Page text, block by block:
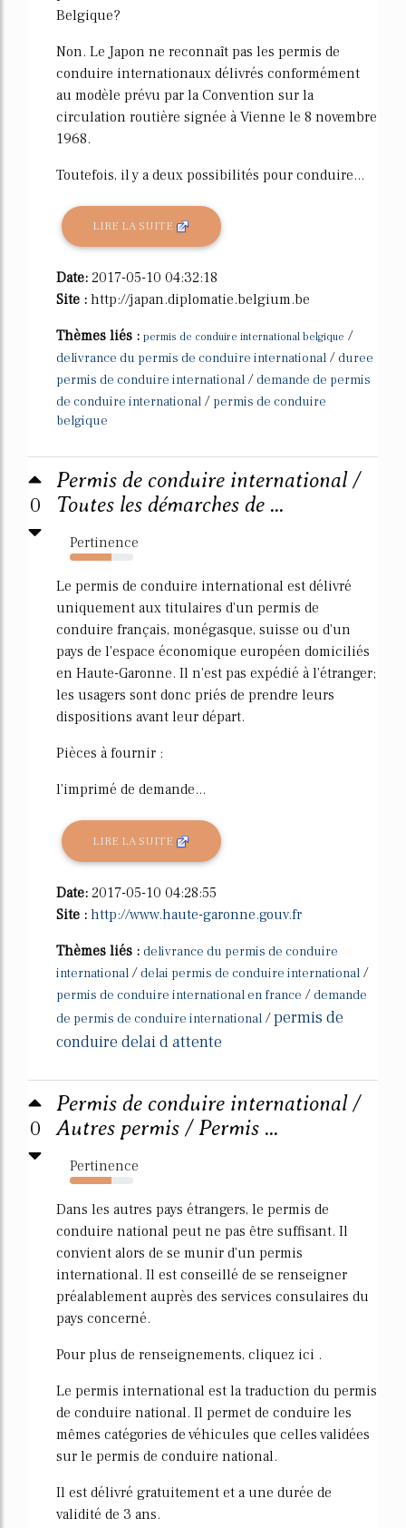
Belgique?
Non. Le Japon ne reconnaît pas les permis de
conduire internationaux délivrés conformément
au modèle prévu par la Convention sur la
circulation routière signée à Vienne le 8 novembre
1968.
Toutefois, il y a deux possibilités pour conduire...
LIRE LA SUITE
Date: 2017-05-10 04:32:18
Site : http://japan.diplomatie.belgium.be
Thèmes liés : permis de conduire international belgique /
delivrance du permis de conduire international / duree
permis de conduire international / demande de permis
de conduire international / permis de conduire
belgique
0
Permis de conduire international /
Toutes les démarches de ...
Pertinence
66%
Le permis de conduire international est délivré
uniquement aux titulaires d'un permis de
conduire français, monégasque, suisse ou d'un
pays de l'espace économique européen domiciliés
en Haute-Garonne. Il n'est pas expédié à l'étranger;
les usagers sont donc priés de prendre leurs
dispositions avant leur départ.
Pièces à fournir :
l'imprimé de demande...
LIRE LA SUITE
Date: 2017-05-10 04:28:55
Site : http://www.haute-garonne.gouv.fr
Thèmes liés : delivrance du permis de conduire
international / delai permis de conduire international /
permis de conduire international en france / demande
de permis de conduire international /permis de
conduire delai d attente
0
Permis de conduire international /
Autres permis / Permis ...
Pertinence
65%
Dans les autres pays étrangers, le permis de
conduire national peut ne pas être suffisant. Il
convient alors de se munir d'un permis
international. Il est conseillé de se renseigner
préalablement auprès des services consulaires du
pays concerné.
Pour plus de renseignements, cliquez ici .
Le permis international est la traduction du permis
de conduire national. Il permet de conduire les
mêmes catégories de véhicules que celles validées
sur le permis de conduire national.
Il est délivré gratuitement et a une durée de
validité de 3 ans.